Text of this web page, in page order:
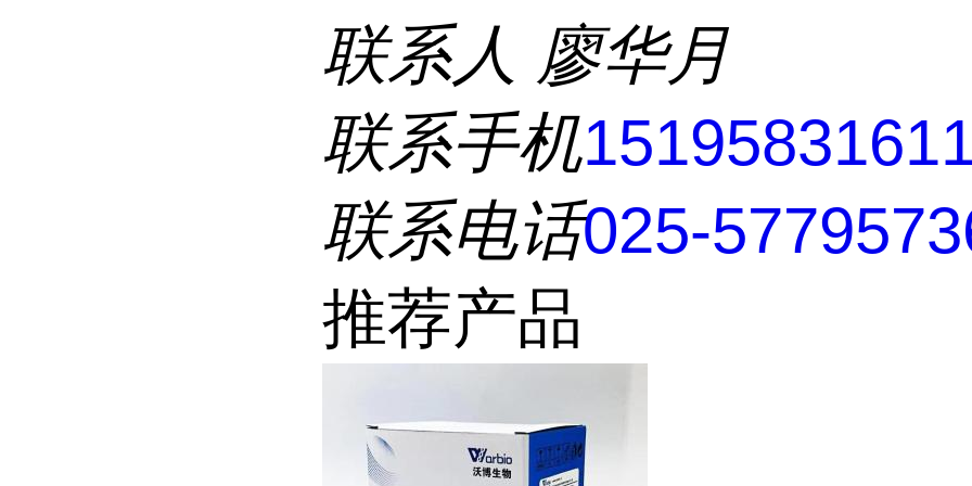
联系人 廖华月
联系手机
联系电话025-
推荐产品